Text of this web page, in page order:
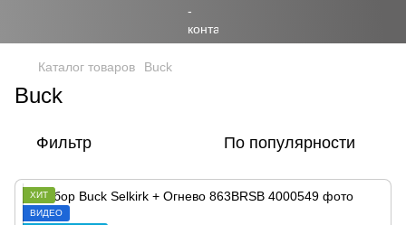
Каталог товаров Buck
Buck
Фильтр По популярности
ХИТ
ВИДЕО